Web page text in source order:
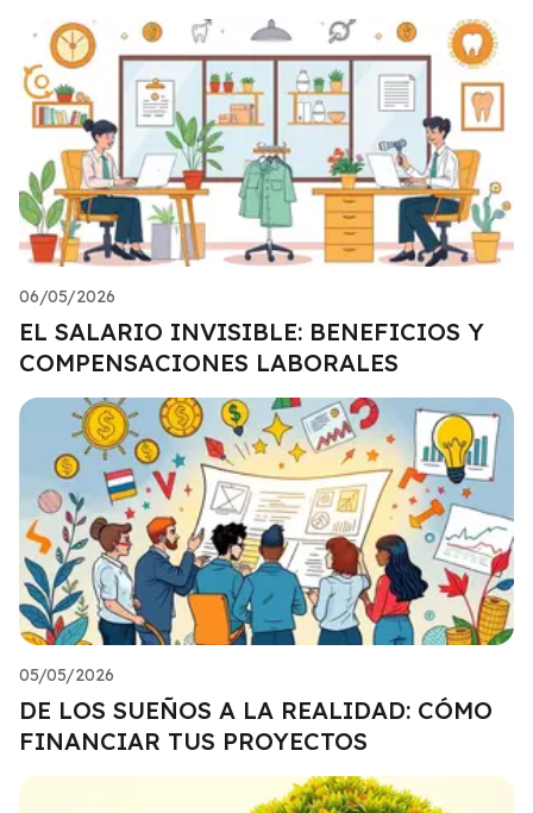
06/05/2026
EL SALARIO INVISIBLE: BENEFICIOS Y
COMPENSACIONES LABORALES
05/05/2026
DE LOS SUEÑOS A LA REALIDAD: CÓMO
FINANCIAR TUS PROYECTOS